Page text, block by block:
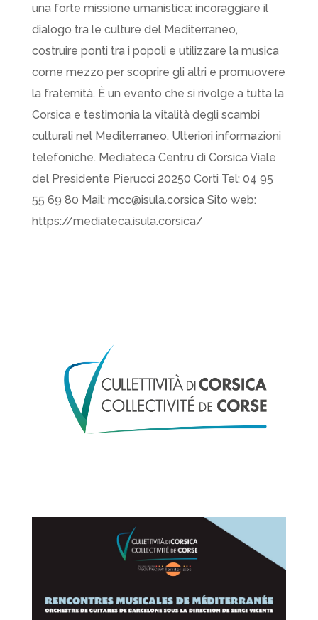
una forte missione umanistica: incoraggiare il
dialogo tra le culture del Mediterraneo,
costruire ponti tra i popoli e utilizzare la musica
come mezzo per scoprire gli altri e promuovere
la fraternità. È un evento che si rivolge a tutta la
Corsica e testimonia la vitalità degli scambi
culturali nel Mediterraneo. Ulteriori informazioni
telefoniche. Mediateca Centru di Corsica Viale
del Presidente Pierucci 20250 Corti Tel: 04 95
55 69 80 Mail: mcc@isula.corsica Sito web:
https://mediateca.isula.corsica/